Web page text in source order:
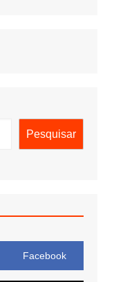
Pesquisar
Facebook